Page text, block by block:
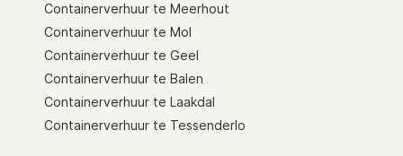
Containerverhuur te Meerhout
Containerverhuur te Mol
Containerverhuur te Geel
Containerverhuur te Balen
Containerverhuur te Laakdal
Containerverhuur te Tessenderlo